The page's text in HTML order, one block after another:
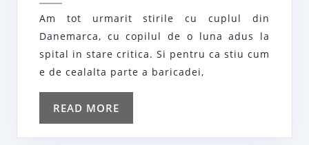
si
unde
se
Am tot urmarit stirile cu cuplul din
Danemarca, cu copilul de o luna adus la
spital in stare critica. Si pentru ca stiu cum
e de cealalta parte a baricadei,
READ MORE
MORE